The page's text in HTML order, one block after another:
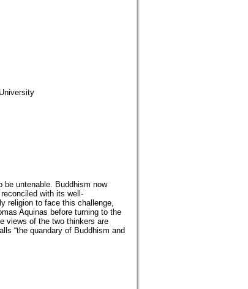
be untenable. Buddhism now
with its well-
religion to face this challenge,
Aquinas before turning to the
views of the two thinkers are
“the quandary of Buddhism and